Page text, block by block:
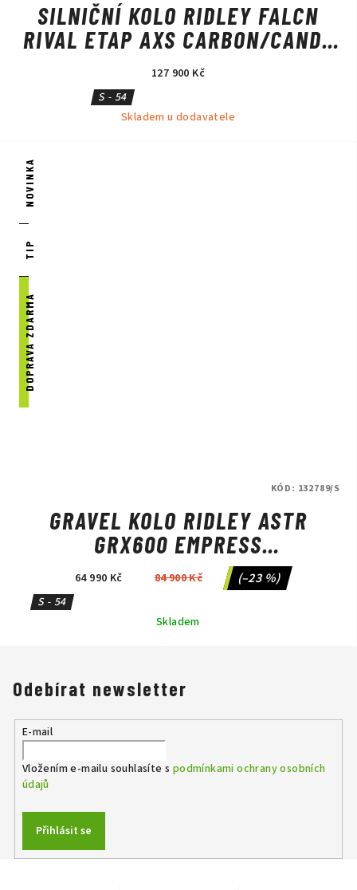
SILNIČNÍ KOLO RIDLEY FALCN
RIVAL ETAP AXS CARBON/CANDY
RED METALLIC/SILVER
127 900 Kč
S - 54
Skladem u dodavatele
NOVINKA
TIP
DOPRAVA ZDARMA
GRAVEL KOLO RIDLEY ASTR
GRX600 EMPRESS
GREY/ANTHRACITE METALLIC
64 990 Kč 84 900 Kč (–23 %)
S - 54
Skladem
KÓD: 132789/S
Odebírat newsletter
E-mail
Vložením e-mailu souhlasíte s podmínkami ochrany osobních
údajů
Přihlásit se